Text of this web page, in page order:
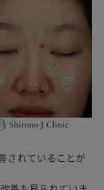
されていることが